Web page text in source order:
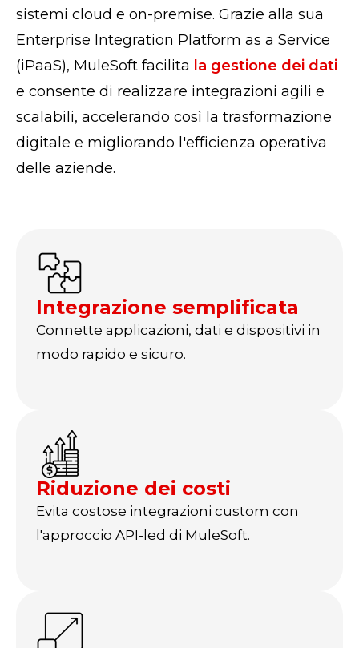
sistemi cloud e on-premise. Grazie alla sua
Enterprise Integration Platform as a Service
(iPaaS), MuleSoft facilita la gestione dei dati
e consente di realizzare integrazioni agili e
scalabili, accelerando così la trasformazione
digitale e migliorando l'efficienza operativa
delle aziende.
Integrazione semplificata
Connette applicazioni, dati e dispositivi in
modo rapido e sicuro.
Riduzione dei costi
Evita costose integrazioni custom con
l'approccio API-led di MuleSoft.